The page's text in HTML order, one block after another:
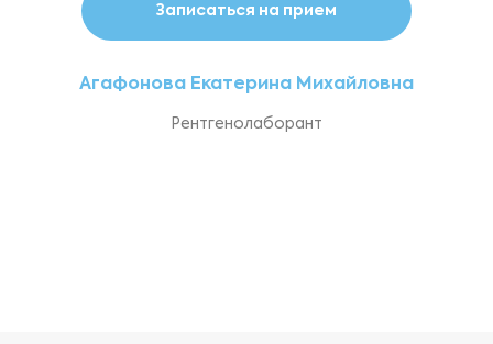
Записаться на прием
Агафонова Екатерина Михайловна
Рентгенолаборант